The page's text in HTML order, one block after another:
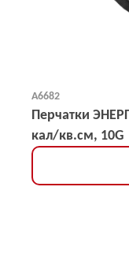
А6682
Перчатки
кал/кв.см, 10G